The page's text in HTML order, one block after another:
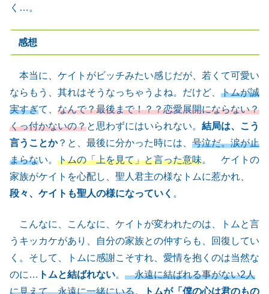
く…。
感想
本当に、ケイトがビッチみたい感じだが、若くて可愛い
ならもう、其れはそうなっちゃうよね。だけど、 トムが誠
実すぎて、 なんで？最後まで！？？恋愛展開にならない？
くっ付かないの？と思わずにはいられない。 結局は、こう
言うことか？と、最後に分かった時には、 号泣だ。涙が止
まらない。 トムの「上を見て」と言った意味。 ケイトの
家族がケイトを心配し、聖人君主の様なトムに惹かれ、
段々、ケイトも聖人の様になっていく 。
こんなに、こんなに、ケイトが変われたのは、トムと言
うキッカケがあり、自分の家族との仲すらも、回復してい
く。そして、トムに感謝こそすれ、愛情を抱くのは当然な
のに… トムと結ばれない。 永遠に結ばれる事がない2人
に見えて、永遠に一緒にいる。 トムが「僕の心は君のもの